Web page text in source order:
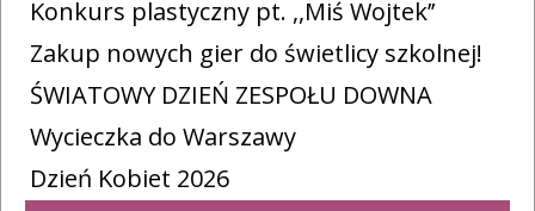
Konkurs plastyczny pt. ,,Miś Wojtek’’
Zakup nowych gier do świetlicy szkolnej!
ŚWIATOWY DZIEŃ ZESPOŁU DOWNA
Wycieczka do Warszawy
Dzień Kobiet 2026